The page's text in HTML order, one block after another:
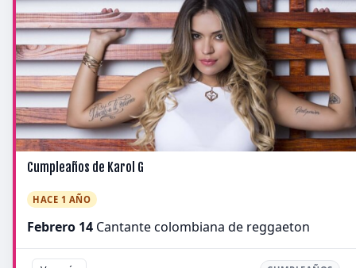
Cumpleaños de Karol G
HACE 1 AÑO
Febrero 14 Cantante colombiana de reggaeton